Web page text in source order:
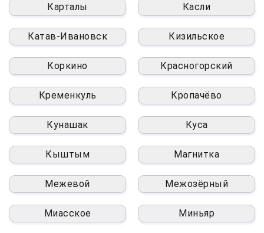
Карталы Касли
Катав-Ивановск Кизильское
Коркино Красногорский
Кременкуль Кропачёво
Кунашак Куса
Кыштым Магнитка
Межевой Межозёрный
Миасское Миньяр